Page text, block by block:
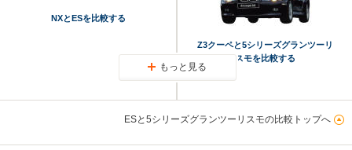
NXとESを比較する
Z3クーペと5シリーズグランツーリ
スモを比較する
もっと見る
ESと5シリーズグランツーリスモの比較トップへ